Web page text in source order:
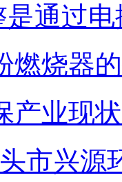
是通过
燃烧器
产业现状
市兴源